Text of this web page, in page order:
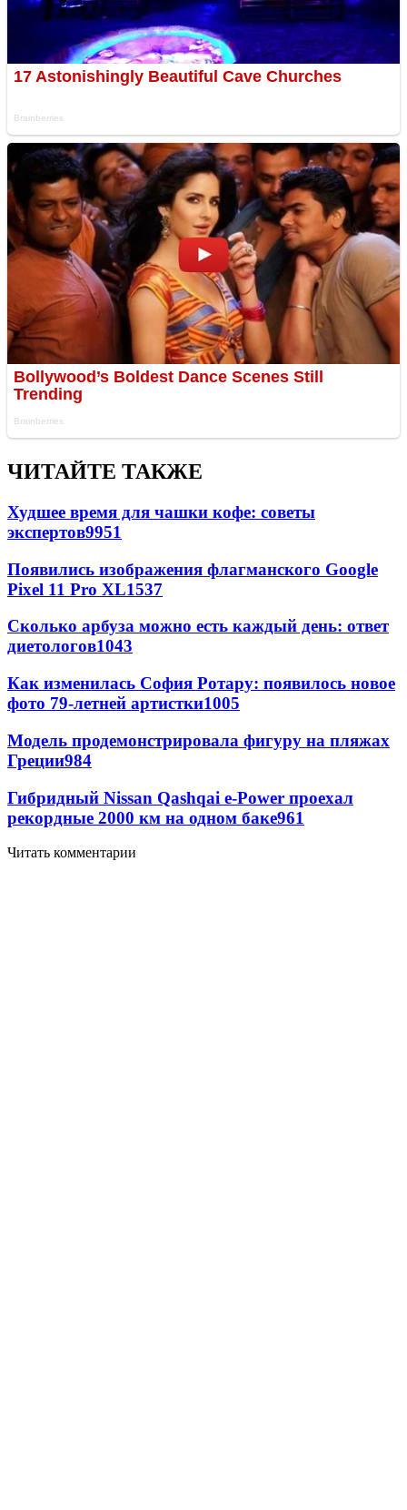
ЧИТАЙТЕ ТАКЖЕ
Худшее время для чашки кофе: советы
экспертов9951
Появились изображения флагманского Google
Pixel 11 Pro XL1537
Сколько арбуза можно есть каждый день: ответ
диетологов1043
Как изменилась София Ротару: появилось новое
фото 79-летней артистки1005
Модель продемонстрировала фигуру на пляжах
Греции984
Гибридный Nissan Qashqai e-Power проехал
рекордные 2000 км на одном баке961
Читать комментарии